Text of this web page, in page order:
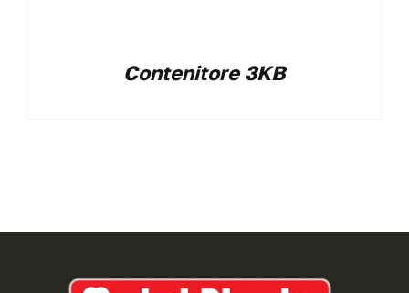
Contenitore 3KB